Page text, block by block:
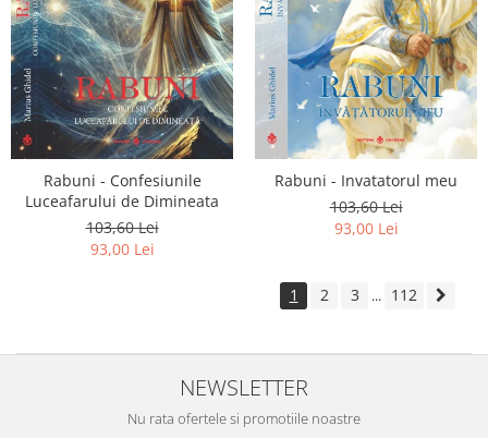
Rabuni - Confesiunile
Luceafarului de Dimineata
103,60 Lei
93,00 Lei
Rabuni - Invatatorul meu
103,60 Lei
93,00 Lei
1 2 3 ... 112
NEWSLETTER
Nu rata ofertele si promotiile noastre